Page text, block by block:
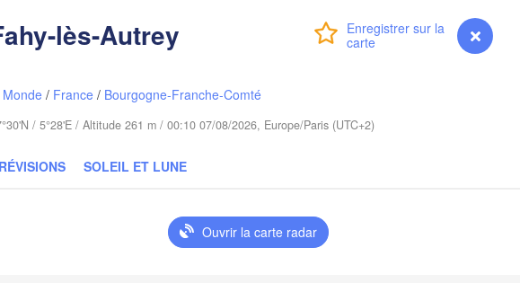
Connexion Premium myVentusky Prévisions
lès-Autrey
Monde / France / Bourgogne-Franche-Comté
/ 5°28'E / Altitude 261 m / 00:10 07/08/2026, Europe/Paris (UTC+2)
SOLEIL ET LUNE
Ouvrir la carte radar
Wrocław
Olsztyn
Zielona Góra
Bydgoszcz
Гродна
(Hrodna)